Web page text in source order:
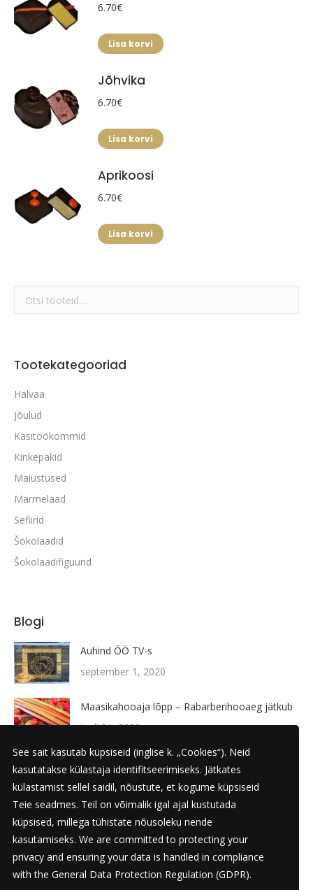
6.70€
Lisa korvi
Jõhvika
6.70€
Lisa korvi
Aprikoosi
6.70€
Lisa korvi
Tootekategooriad
Halvaa
Jõulud
Käsitöökommid
Kinkepakid
Maiustused
Marmelaad
Sefiirid
Šokolaadid
Šokolaadifiguurid
Blogi
Auhind ÖÖ TV-s
september 1, 2020
Maasikahooaja lõpp – Rabarberihooaeg jätkub
juuli 21, 2020
UUS TOODE! – Konjakikomm
juuni 17, 2020
Karamelle 20 aastat!
juuni 1, 2020
See sait kasutab küpsiseid (inglise k. „Cookies“). Neid
kasutatakse külastaja identifitseerimiseks. Jätkates
külastamist sellel saidil, nõustute, et kogume küpsiseid
Teie seadmes. Teil on võimalik igal ajal kustutada
küpsised, millega tühistate nõusoleku nende
kasutamiseks. We are committed to protecting your
privacy and ensuring your data is handled in compliance
with the General Data Protection Regulation (GDPR).